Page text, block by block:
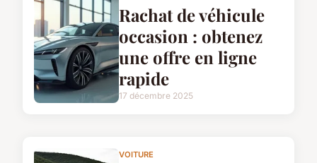
Rachat de véhicule
occasion : obtenez
une offre en ligne
rapide
17 décembre 2025
VOITURE